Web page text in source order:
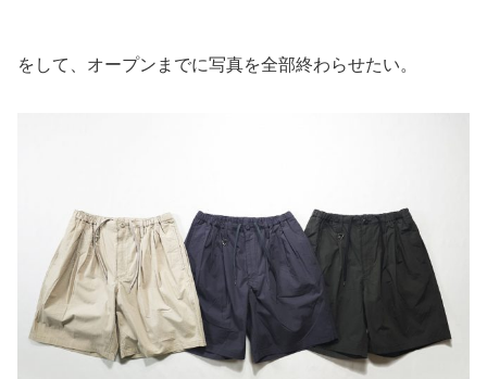
をして、オープンまでに写真を全部終わらせたい。